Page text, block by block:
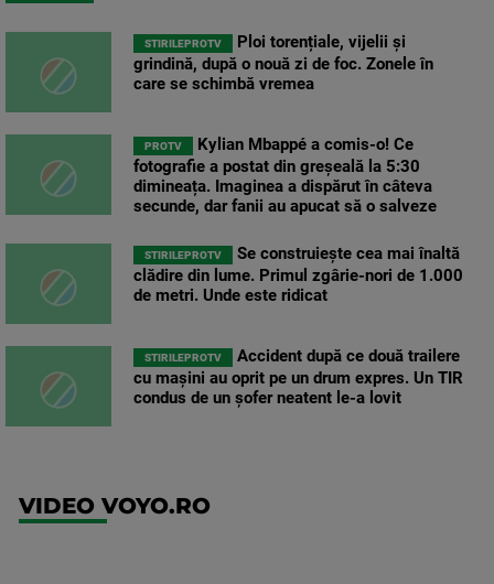
STIRILEPROTV
Ploi torențiale, vijelii și
grindină, după o nouă zi de foc. Zonele în
care se schimbă vremea
PROTV
Kylian Mbappé a comis-o! Ce
fotografie a postat din greșeală la 5:30
dimineața. Imaginea a dispărut în câteva
secunde, dar fanii au apucat să o salveze
STIRILEPROTV
Se construiește cea mai înaltă
clădire din lume. Primul zgârie-nori de 1.000
de metri. Unde este ridicat
STIRILEPROTV
Accident după ce două trailere
cu mașini au oprit pe un drum expres. Un TIR
condus de un șofer neatent le-a lovit
VIDEO VOYO.RO